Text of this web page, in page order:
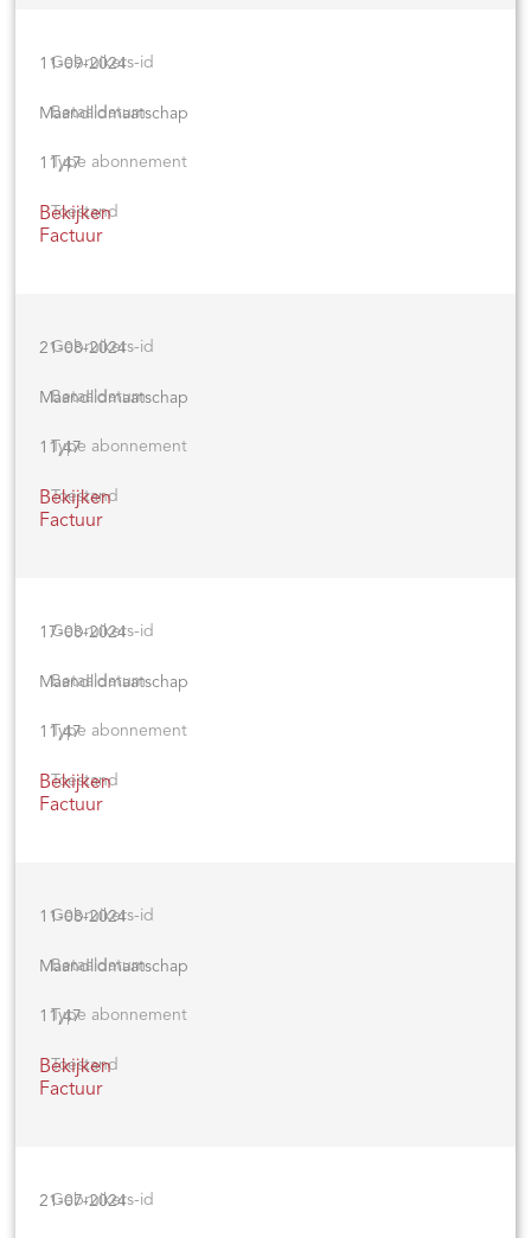
11-09-2024
Maandlidmaatschap
11,47
Bekijken
Factuur
21-08-2024
Maandlidmaatschap
11,47
Bekijken
Factuur
17-08-2024
Maandlidmaatschap
11,47
Bekijken
Factuur
11-08-2024
Maandlidmaatschap
11,47
Bekijken
Factuur
21-07-2024